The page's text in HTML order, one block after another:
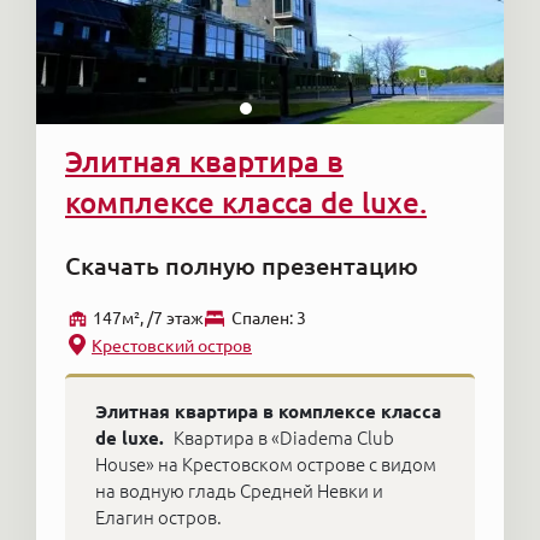
Элитная квартира в
комплексе класса de luxe.
Скачать полную презентацию
147м², /7 этаж
Cпален: 3
Крестовский остров
Элитная квартира в комплексе класса
de luxe. Квартира в «Diadema Club
House» на Крестовском острове с видом
на водную гладь Средней Невки и
Елагин остров.